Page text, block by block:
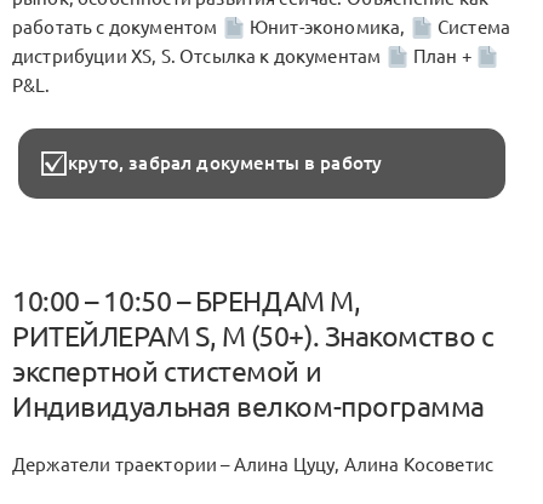
работать с документом
Юнит-экономика,
Система
дистрибуции XS, S. Отсылка к документам
План +
P&L.
круто, забрал документы в работу
10:00 – 10:50 – БРЕНДАМ M,
РИТЕЙЛЕРАМ S, M (50+). Знакомство с
экспертной стистемой и
Индивидуальная велком-программа
Держатели траектории – Алина Цуцу, Алина Косоветис